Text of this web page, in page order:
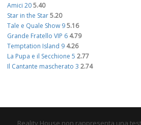
Amici 205.40
Star in the Star5.20
Tale e Quale Show 95.16
Grande Fratello VIP 6 4.79
Temptation Island 9 4.26
La Pupa e il Secchione 5 2.77
Il Cantante mascherato 3 2.74
Reality House non rappresenta una